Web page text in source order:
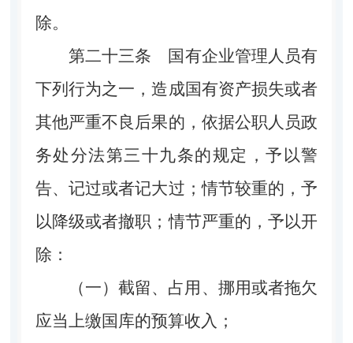
除。
第二十三条 国有企业管理人员有
下列行为之一，造成国有资产损失或者
其他严重不良后果的，依据公职人员政
务处分法第三十九条的规定，予以警
告、记过或者记大过；情节较重的，予
以降级或者撤职；情节严重的，予以开
除：
（一）截留、占用、挪用或者拖欠
应当上缴国库的预算收入；